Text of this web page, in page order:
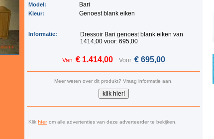
Model: Bari
Kleur: Genoest blank eiken
Informatie:
Dressoir Bari genoest blank eiken van
1414,00 voor: 695,00
Van:€ 1.414,00 Voor: € 695,00
Meer weten over dit produkt? Vraag informatie aan.
Klik hier om alle advertenties van deze adverteerder te bekijken.